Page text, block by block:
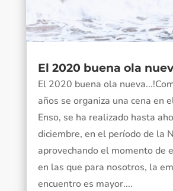
El 2020 buena ola
El 2020 buena ola
años se organiza una cena en
Enso, se ha realizado hasta
diciembre, en el período de la
aprovechando el momento de
en las que para nosotros, la
encuentro es mayor....